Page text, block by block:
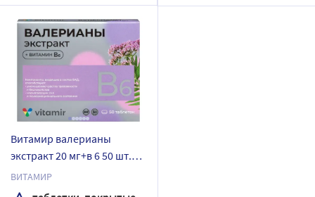
Витамир валерианы
экстракт 20 мг+в 6 50 шт.
таблетки, покрытые
пленочной оболочкой
ВИТАМИР